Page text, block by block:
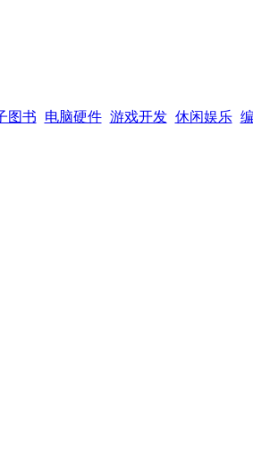
图书 电脑硬件 游戏开发 休闲娱乐